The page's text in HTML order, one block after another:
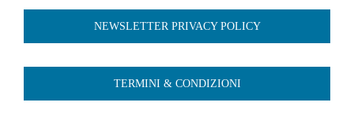
NEWSLETTER PRIVACY POLICY
TERMINI & CONDIZIONI